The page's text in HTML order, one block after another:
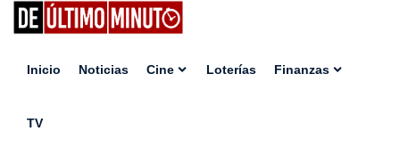
Inicio Noticias Cine Loterías Finanzas
TV